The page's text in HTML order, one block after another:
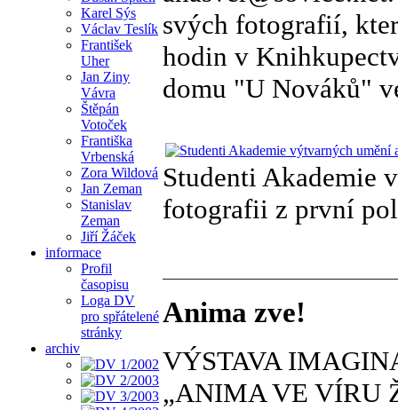
Karel Sýs
Václav Teslík
František
Uher
Jan Ziny
Vávra
Štěpán
Votoček
Františka
Vrbenská
Zora Wildová
Jan Zeman
Stanislav
Zeman
Jiří Žáček
informace
Profil
časopisu
Loga DV
pro spřátelené
stránky
archiv
svých fotografií,
hodin v
domu "U Nováků"
Studenti Akademie
fotografii z první
Anima zve!
VÝSTAVA
„ANIMA VE VÍRU